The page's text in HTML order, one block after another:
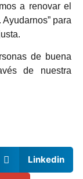
a renovar el
para
de buena
de nuestra
Linkedin